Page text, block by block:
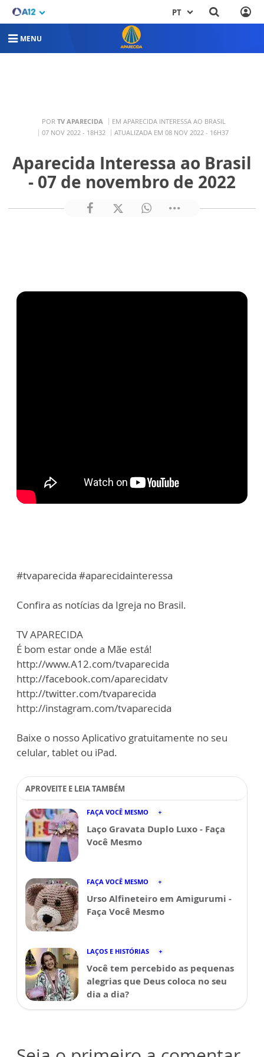
PT
MENU
POR TV APARECIDA
EM APARECIDA INTERESSA AO BRASIL
07 NOV 2022 - 18H32
ATUALIZADA EM 08 NOV 2022 - 16H37
Aparecida Interessa ao Brasil
- 07 de novembro de 2022
#tvaparecida #aparecidainteressa
Confira as notícias da Igreja no Brasil.
TV APARECIDA
É bom estar onde a Mãe está!
http://www.A12.com/tvaparecida
http://facebook.com/aparecidatv
http://twitter.com/tvaparecida
http://instagram.com/tvaparecida
Baixe o nosso Aplicativo gratuitamente no seu
celular, tablet ou iPad.
APROVEITE E LEIA TAMBÉM
FAÇA VOCÊ MESMO
Laço Gravata Duplo Luxo - Faça
Você Mesmo
FAÇA VOCÊ MESMO
Urso Alfineteiro em Amigurumi -
Faça Você Mesmo
LAÇOS E HISTÓRIAS
Você tem percebido as pequenas
alegrias que Deus coloca no seu
dia a dia?